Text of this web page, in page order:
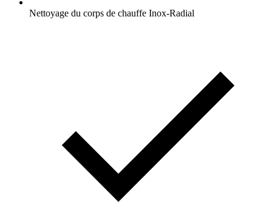
Nettoyage du corps de chauffe Inox-Radial